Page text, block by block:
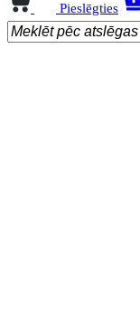
Pieslēgties